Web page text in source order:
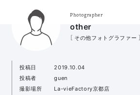
Photographer
other
［ その他フォトグラファー ］
投稿日
2019.10.04
投稿者
guen
撮影場所
La-vieFactory京都店